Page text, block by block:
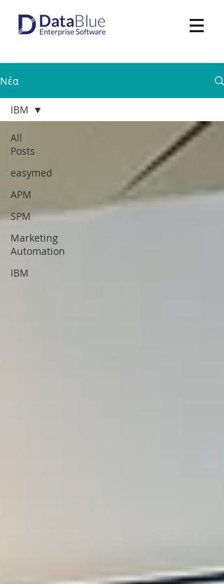
Νέα
All
Posts
easymed
APM
SPM
Marketing
Automation
IBM
IBM